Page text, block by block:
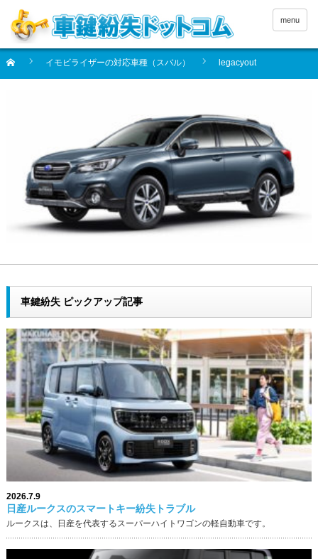
menu
イモビライザーの対応車種（スバル） legacyout
車鍵紛失 ピックアップ記事
2026.7.9
日産ルークスのスマートキー紛失トラブル
ルークスは、日産を代表するスーパーハイトワゴンの軽自動車です。